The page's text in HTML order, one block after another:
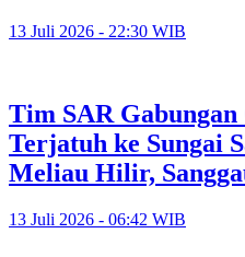
13 Juli 2026 - 22:30 WIB
Tim SAR
Terjatuh ke Sungai
Meliau Hilir,
13 Juli 2026 - 06:42 WIB